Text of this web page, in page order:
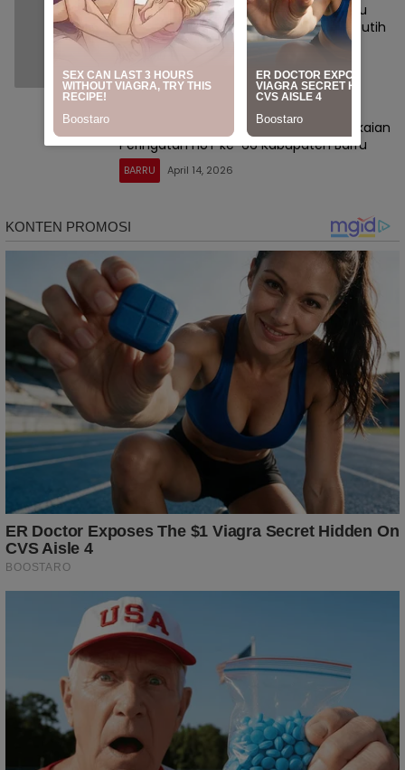
1 Foto
BRI Kucurkan Rp300 Juta, Pemkab Barru
Dorong Pengembangan Wisata Pasir Putih
Batupute
BARRU Mei 22, 2026
Korwil BGN Kabupaten Barru Ikuti Rangkaian
Peringatan HUT ke-66 Kabupaten Barru
BARRU April 14, 2026